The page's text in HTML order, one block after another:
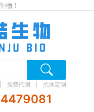
物！
免费代测 抗体定制